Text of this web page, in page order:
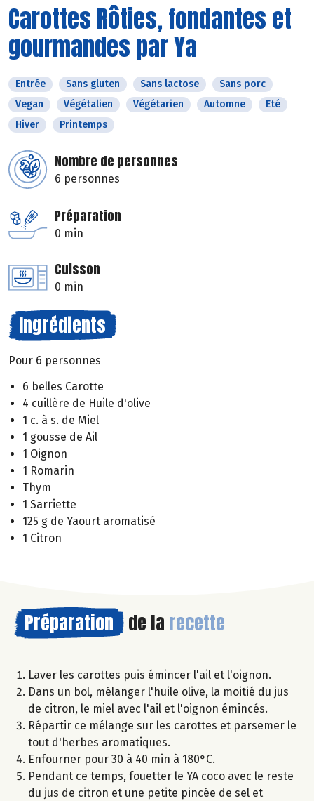
Carottes Rôties, fondantes et
gourmandes par Ya
Entrée Sans gluten Sans lactose
Sans porc
Vegan
Végétalien Végétarien Automne
Eté
Hiver
Printemps
Nombre de personnes
6 personnes
Préparation
0 min
Cuisson
0 min
Ingrédients
Pour 6 personnes
6 belles Carotte
4 cuillère de Huile d'olive
1 c. à s. de Miel
1 gousse de Ail
1 Oignon
1 Romarin
Thym
1 Sarriette
125 g de Yaourt aromatisé
1 Citron
Préparation de la recette
Laver les carottes puis émincer l'ail et l'oignon.
Dans un bol, mélanger l'huile olive, la moitié du jus
de citron, le miel avec l'ail et l'oignon émincés.
Répartir ce mélange sur les carottes et parsemer le
tout d'herbes aromatiques.
Enfourner pour 30 à 40 min à 180°C.
Pendant ce temps, fouetter le YA coco avec le reste
du jus de citron et une petite pincée de sel et